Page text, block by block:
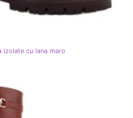
izolate cu lana maro